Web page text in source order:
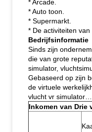
* Arcade.
* Auto toon.
* Supermarkt.
* De activiteiten
Bedrijfsinformatie
Sinds zijn
die van grote
simulator,
Gebaseerd op zijn
de virtuele
vlucht vr simulator…
Inkomen van Drie